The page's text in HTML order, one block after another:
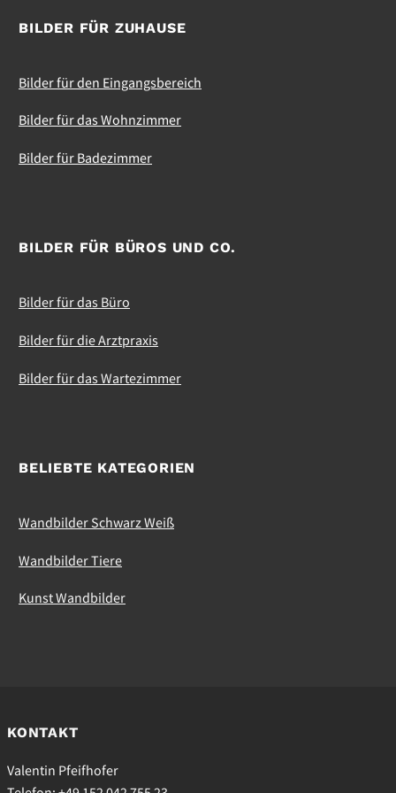
BILDER FÜR ZUHAUSE
Bilder für den Eingangsbereich
Bilder für das Wohnzimmer
Bilder für Badezimmer
BILDER FÜR BÜROS UND CO.
Bilder für das Büro
Bilder für die Arztpraxis
Bilder für das Wartezimmer
BELIEBTE KATEGORIEN
Wandbilder Schwarz Weiß
Wandbilder Tiere
Kunst Wandbilder
KONTAKT
Valentin Pfeifhofer